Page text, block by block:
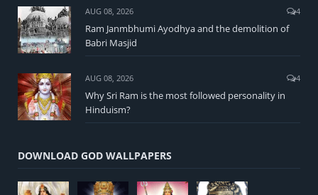
AUG 08, 2026 4
Ram Janmbhumi Ayodhya and the demolition of
Babri Masjid
AUG 08, 2026 4
Why Sri Ram is the most followed personality in
Hinduism?
DOWNLOAD GOD WALLPAPERS